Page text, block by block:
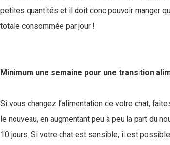
petites quantités et il doit donc pouvoir manger
totale consommée par jour !
Minimum une semaine pour une transition
Si vous changez l’alimentation de votre chat,
le nouveau, en augmentant peu à peu la part du
10 jours. Si votre chat est sensible, il est